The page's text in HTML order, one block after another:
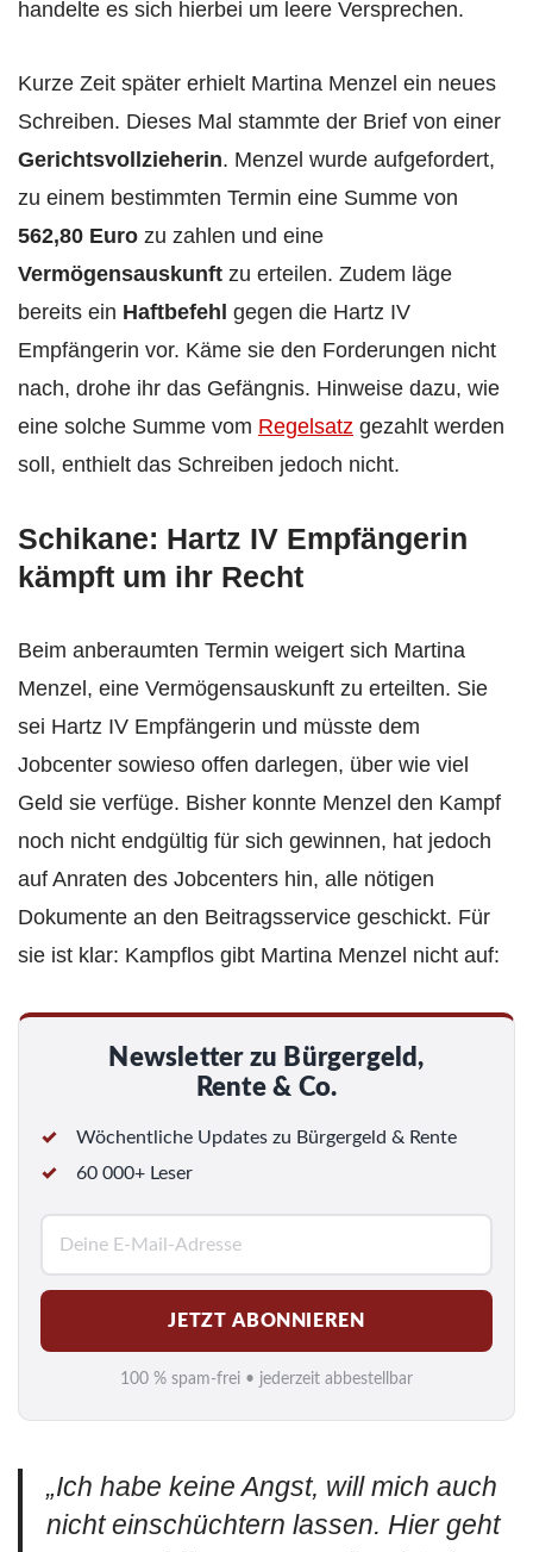
handelte es sich hierbei um leere Versprechen.
Kurze Zeit später erhielt Martina Menzel ein neues
Schreiben. Dieses Mal stammte der Brief von einer
Gerichtsvollzieherin. Menzel wurde aufgefordert,
zu einem bestimmten Termin eine Summe von
562,80 Euro zu zahlen und eine
Vermögensauskunft zu erteilen. Zudem läge
bereits ein Haftbefehl gegen die Hartz IV
Empfängerin vor. Käme sie den Forderungen nicht
nach, drohe ihr das Gefängnis. Hinweise dazu, wie
eine solche Summe vom Regelsatz gezahlt werden
soll, enthielt das Schreiben jedoch nicht.
Schikane: Hartz IV Empfängerin
kämpft um ihr Recht
Beim anberaumten Termin weigert sich Martina
Menzel, eine Vermögensauskunft zu erteilten. Sie
sei Hartz IV Empfängerin und müsste dem
Jobcenter sowieso offen darlegen, über wie viel
Geld sie verfüge. Bisher konnte Menzel den Kampf
noch nicht endgültig für sich gewinnen, hat jedoch
auf Anraten des Jobcenters hin, alle nötigen
Dokumente an den Beitragsservice geschickt. Für
sie ist klar: Kampflos gibt Martina Menzel nicht auf:
Newsletter zu Bürgergeld,
Rente & Co.
Wöchentliche Updates zu Bürgergeld & Rente
60 000+ Leser
M
a
i
l
*
JETZT ABONNIEREN
100 % spam-frei • jederzeit abbestellbar
„Ich habe keine Angst, will mich auch
nicht einschüchtern lassen. Hier geht